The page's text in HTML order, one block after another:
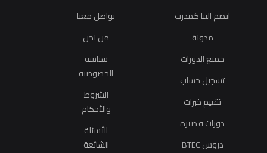
انضم الينا كمدرب
مدونة
جميع الدورات
تسجيل حساب
تقييم خبرات
دورات قصيرة
دروس BTEC
تواصل معنا
من نحن
سياسة
الخصوصية
الشروط
والأحكام
الأسئلة
الشائعة